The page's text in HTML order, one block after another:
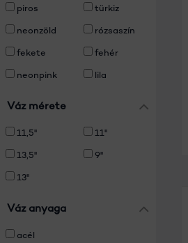
piros
neonzöld
fekete
neonpink
türkiz
rózsaszín
fehér
lila
Váz mérete
11,5''
13,5''
13''
11''
9''
Váz anyaga
acél